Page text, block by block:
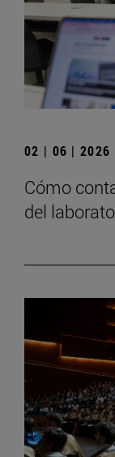
02 | 06 | 2026
Cómo
del